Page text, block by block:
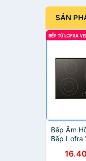
SẢN
Bếp Âm
Bếp Lofra
Chính